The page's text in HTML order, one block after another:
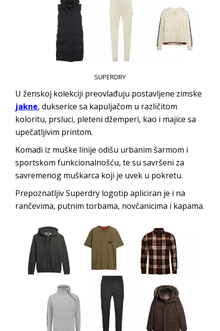
SUPERDRY
U ženskoj kolekciji preovlađuju postavljene zimske
jakne, dukserice sa kapuljačom u različitom
koloritu, prsluci, pleteni džemperi, kao i majice sa
upečatljivim printom.
Komadi iz muške linije odišu urbanim šarmom i
sportskom funkcionalnošću, te su savršeni za
savremenog muškarca koji je uvek u pokretu.
Prepoznatljiv Superdry logotip apliciran je i na
rančevima, putnim torbama, novčanicima i kapama.